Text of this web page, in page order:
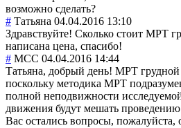
возможно сделать?
# Татьяна 04.04.2016 13:10
Здравствуйте! Сколько стоит МРТ
написана цена, спасибо!
# MCC 04.04.2016 14:44
Татьяна, добрый день! МРТ грудной
поскольку методика МРТ
полной неподвижности
движения будут мешать
Вас остались вопросы, пожалуйста,